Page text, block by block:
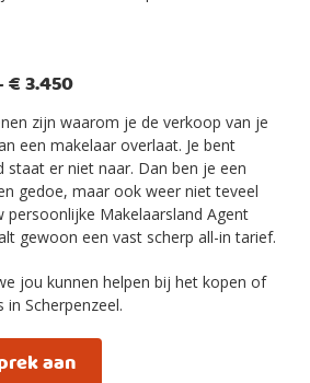
€ 3.450
zijn waarom je de verkoop van je
een makelaar overlaat. Je bent
er niet naar. Dan ben je een
gedoe, maar ook weer niet teveel
persoonlijke Makelaarsland Agent
gewoon een vast scherp all-in tarief.
jou kunnen helpen bij het kopen of
in Scherpenzeel.
aan